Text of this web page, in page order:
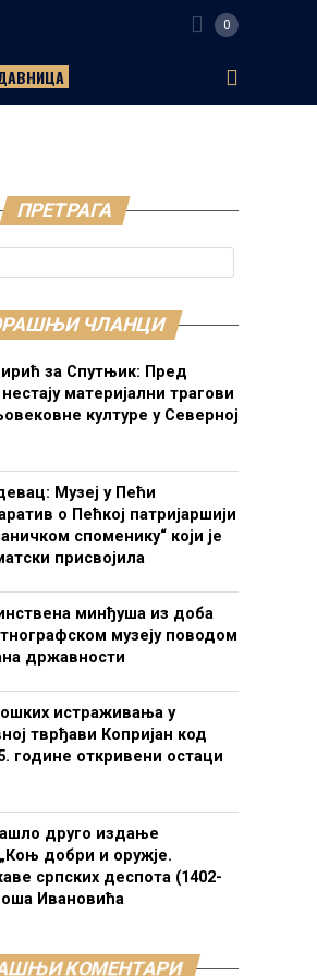
0
ПРЕТРАГА
ЧЛАНЦИ
за Спутњик: Пред
материјални трагови
културе у Северној
Музеј у Пећи
о Пећкој патријаршији
споменику“ који је
присвојила
минђуша из доба
музеју поводом
државности
истраживања у
тврђави Копријан код
године откривени остаци
друго издање
добри и оружје.
српских деспота (1402-
Ивановића
КОМЕНТАРИ